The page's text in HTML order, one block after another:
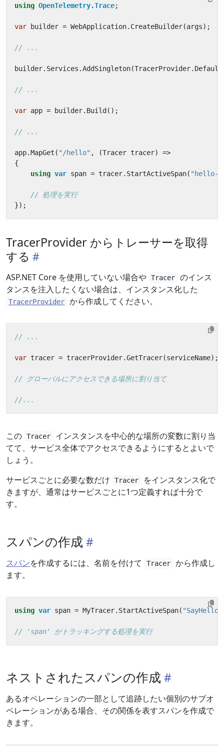
using OpenTelemetry.Trace;
var builder = WebApplication. CreateBuilder(args);
// ...
builder. Services .AddSingleton(TracerProvider. Default
// ...
var app = builder. Build ();
// ...
app.MapGet ( "/hello" , (Tracer tracer)
=>
{
using var span = tracer. StartActiveSpan( "hello-
// 処理を実行
});
TracerProvider からトレーサーを取得
する
ASP.NET Core を使用していない場合や Tracer
のインス
タンスを注入したくない場合は、インスタンス化した
TracerProvider から作成してください。
// ...
var tracer = tracerProvider.GetTracer(serviceName);
// グローバルにアクセスできる場所に割り当て
//...
この Tracer
インスタンスを中心的な場所の変数に割り当
てて、サービス全体でアクセスできるようにするとよいで
しょう。
サービスごとに必要な数だけ
Tracer
をインスタンス化で
きますが、通常はサービスごとに1つ定義すれば十分で
す。
スパンの作成
スパンを作成するには、名前を付けて Tracer
から作成し
ます。
using var span = MyTracer. StartActiveSpan( "SayHello"
// 'span' がトラッキングする処理を実行
ネストされたスパンの作成
あるオペレーションの一部として追跡したい個別のサブオ
ペレーションがある場合、その関係を表すスパンを作成で
きます。